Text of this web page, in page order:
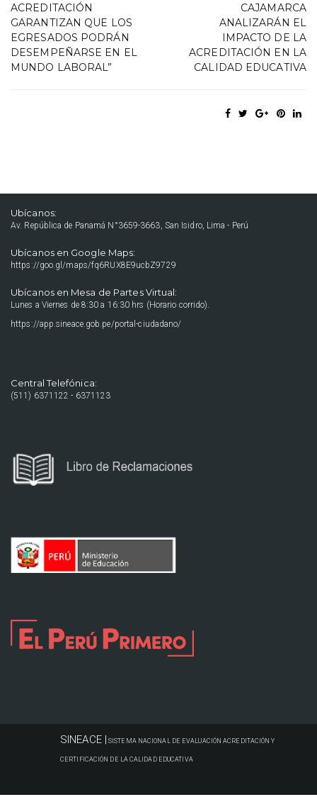
ACREDITACIÓN
GARANTIZAN QUE LOS
EGRESADOS PODRÁN
DESEMPEÑARSE EN EL
MUNDO LABORAL”
CAJAMARCA
ANALIZARÁN EL
IMPACTO DE LA
ACREDITACIÓN EN LA
CALIDAD EDUCATIVA
Ubícanos:
Av. República de Panamá N°3659-3663, San Isidro, Lima - Perú
Ubícanos en Google Maps:
https://goo.gl/maps/fq6RUX8E9ucbZ9729
Ubícanos en Mesa de Partes Virtual:
Lunes a Viernes de 8:30 a 16:30 hrs (Horario corrido).
https://app.sineace.gob.pe/portal-ciudadano/
Central Telefónica:
(511) 6371122 - 6371123
SINEACE | SISTEMA NACIONAL DE EVALUACIÓN ACREDITACIÓN Y
CERTIFICACIÓN DE LA CALIDAD EDUCATIVA